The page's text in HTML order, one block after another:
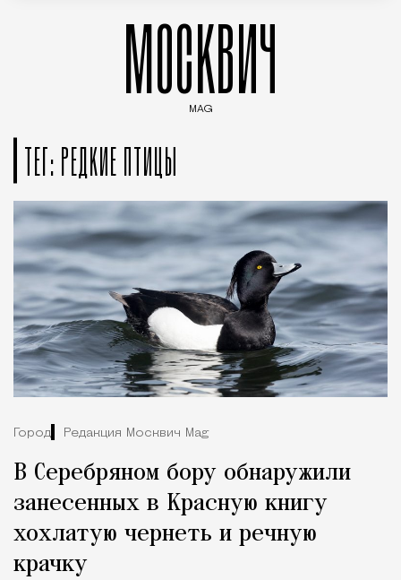
МОСКВИЧ
MAG
ТЕГ: РЕДКИЕ ПТИЦЫ
Город Редакция Москвич Mag
В Серебряном бору обнаружили
занесенных в Красную книгу
хохлатую чернеть и речную
крачку